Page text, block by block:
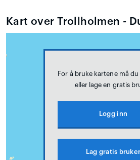
Kart over Trollholmen -
For å bruke kartene må
eller lage en gratis
Logg inn
Lag gratis bruker